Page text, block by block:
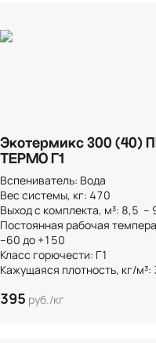
Экотермикс 300 (40)
ТЕРМО Г1
Вспениватель: Вода
Вес системы, кг: 470
Выход с комплекта, м³: 8,5  –
Постоянная рабочая
–60 до +150
Класс горючести: Г1
Кажущаяся плотность, кг/м³:
395 руб./кг